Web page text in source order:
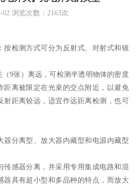
02 浏览次数： 2163次
按检测方式可分为反射式、对射式和镜
9张）离远，可检测半透明物体的密度
距离被限定在光束的交点附近，以避免
射距离较远，适宜作远距离检测，也可
器分离型、放大器内藏型和电源内藏型
传感器分离，并采用专用集成电路和混
器具有超小型和多品种的特点，而放大